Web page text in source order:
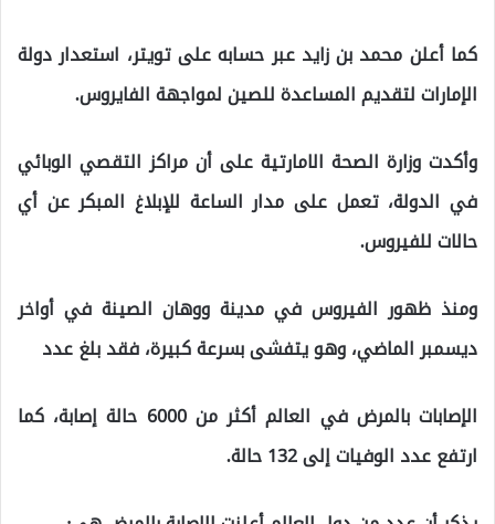
كما أعلن محمد بن زايد عبر حسابه على تويتر، استعدار دولة
الإمارات لتقديم المساعدة للصين لمواجهة الفايروس.
وأكدت وزارة الصحة الامارتية على أن مراكز التقصي الوبائي
في الدولة، تعمل على مدار الساعة للإبلاغ المبكر عن أي
حالات للفيروس.
ومنذ ظهور الفيروس في مدينة ووهان الصينة في أواخر
ديسمبر الماضي، وهو يتفشى بسرعة كبيرة، فقد بلغ عدد
الإصابات بالمرض في العالم أكثر من 6000 حالة إصابة، كما
ارتفع عدد الوفيات إلى 132 حالة.